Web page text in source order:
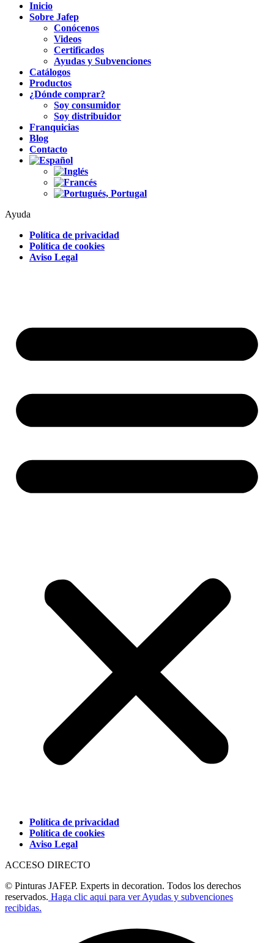
Inicio
Sobre Jafep
Conócenos
Videos
Certificados
Ayudas y Subvenciones
Catálogos
Productos
¿Dónde comprar?
Soy consumidor
Soy distribuidor
Franquicias
Blog
Contacto
Ayuda
Política de privacidad
Política de cookies
Aviso Legal
Política de privacidad
Política de cookies
Aviso Legal
ACCESO DIRECTO
© Pinturas JAFEP. Experts in decoration. Todos los derechos
reservados. Haga clic aqui para ver Ayudas y subvenciones
recibidas.